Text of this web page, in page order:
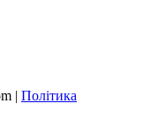
| Політика